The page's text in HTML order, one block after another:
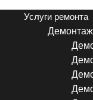
Услуги ремонта